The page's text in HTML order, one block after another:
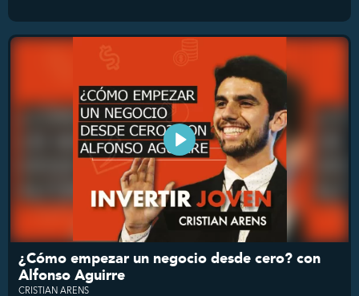
¿Cómo empezar un negocio desde cero? con
Alfonso Aguirre
CRISTIAN ARENS